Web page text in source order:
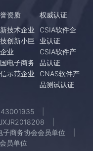
资质
技术企业
创新小巨
业
电子商务
示范企业
权威认证
CSIA软件企
业认证
CSIA软件产
品认证
CNAS软件产
品测试认证
子商务协会会员单位
员单位